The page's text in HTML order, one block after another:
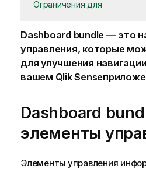
Ограничения для
Dashboard bundle — это
управления, которые
для улучшения
вашем Qlik Sense
Dashboard
элементы
Элементы управления